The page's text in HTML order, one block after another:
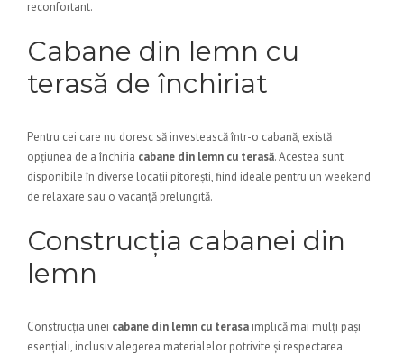
reconfortant.
Cabane din lemn cu
terasă de închiriat
Pentru cei care nu doresc să investească într-o cabană, există
opțiunea de a închiria cabane din lemn cu terasă. Acestea sunt
disponibile în diverse locații pitorești, fiind ideale pentru un weekend
de relaxare sau o vacanță prelungită.
Construcția cabanei din
lemn
Construcția unei cabane din lemn cu terasa implică mai mulți pași
esențiali, inclusiv alegerea materialelor potrivite și respectarea